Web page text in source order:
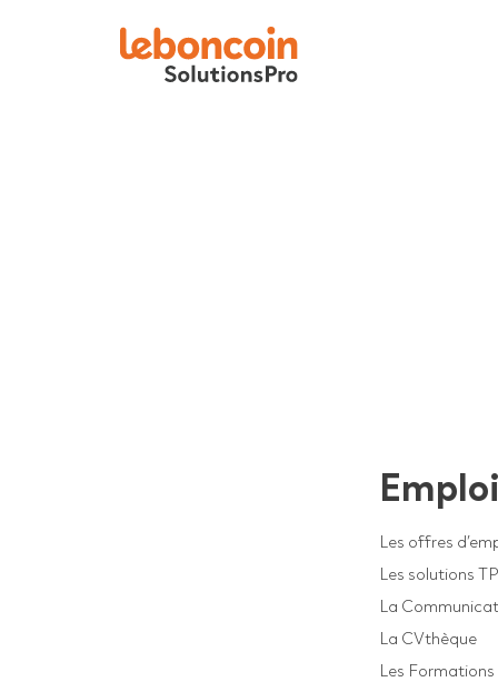
Les offres
Les solutions
La
La CVthèque
Les